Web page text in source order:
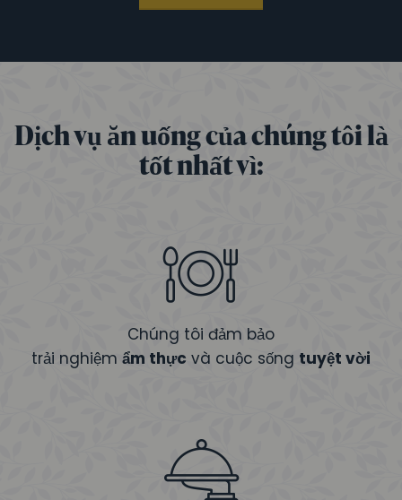
Dịch vụ ăn uống của chúng tôi là
tốt nhất vì:
Chúng tôi đảm bảo
trải nghiệm ẩm thực và cuộc sống tuyệt vời